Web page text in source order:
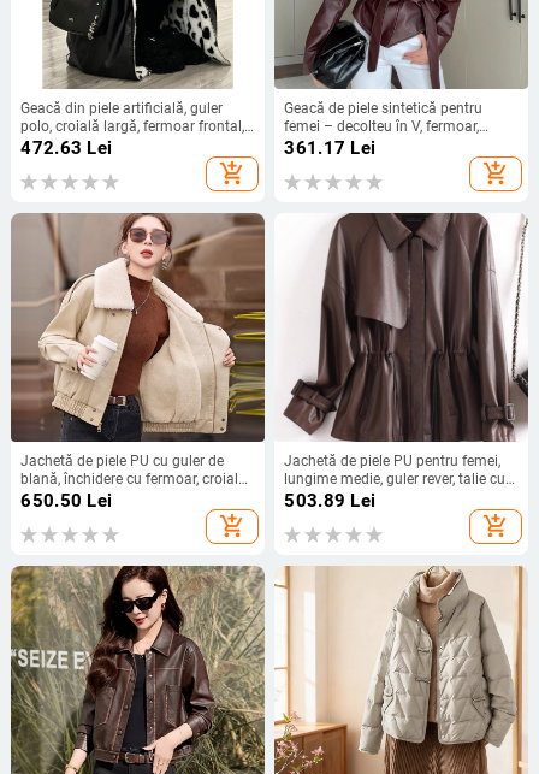
Geacă din piele artificială, guler
polo, croială largă, fermoar frontal,
material spandex, iarnă 2025
472.63 Lei
add_shopping_cart
Geacă de piele sintetică pentru
femei – decolteu în V, fermoar,
croială lejeră
361.17 Lei
add_shopping_cart
Jachetă de piele PU cu guler de
blană, închidere cu fermoar, croială
lejeră, stil motocicletă, iarnă 2025
650.50 Lei
add_shopping_cart
Jachetă de piele PU pentru femei,
lungime medie, guler rever, talie cu
șnur, fermoar, mâneci raglan
503.89 Lei
add_shopping_cart